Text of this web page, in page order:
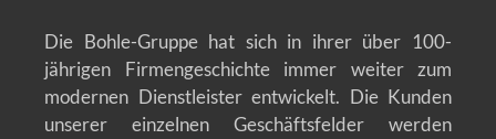
Die Bohle-Gruppe hat sich in ihrer über 100-
jährigen Firmengeschichte immer weiter zum
modernen Dienstleister entwickelt. Die Kunden
unserer einzelnen Geschäftsfelder werden